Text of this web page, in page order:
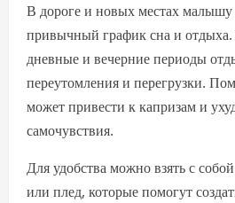
В дороге и новых местах малышу
привычный график сна и отдыха.
дневные и вечерние периоды
переутомления и перегрузки.
может привести к капризам и
самочувствия.
Для удобства можно взять с
или плед, которые помогут